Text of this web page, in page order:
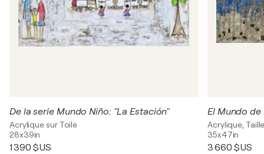
De la serie Mundo Niño: "La Estación"
Acrylique sur Toile
28x39in
1 390 $US
El Mundo de
Acrylique,
35x47in
3 660 $US